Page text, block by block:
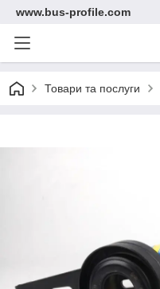
www.bus-profile.com
Товари та послуги